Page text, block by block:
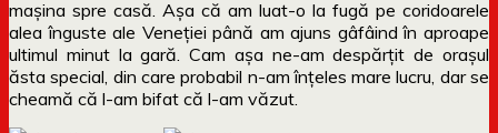
mașina spre casă. Așa că am luat-o la fugă pe coridoarele
alea înguste ale Veneției până am ajuns gâfâind în aproape
ultimul minut la gară. Cam așa ne-am despărțit de orașul
ăsta special, din care probabil n-am înțeles mare lucru, dar se
cheamă că l-am bifat că l-am văzut.